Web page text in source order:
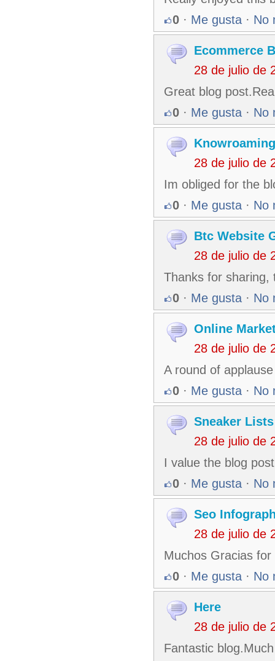
0 · Me gusta · No
Ecommerce
28 de julio de
Great blog
0 · Me gusta · No
Knowroaming
28 de julio de
Im obliged for the
0 · Me gusta · No
Btc Website
28 de julio de
Thanks for sharing,
0 · Me gusta · No
Online
28 de julio de
A round of
0 · Me gusta · No
Sneaker Lists
28 de julio de
I value the blog
0 · Me gusta · No
Seo
28 de julio de
Muchos Gracias
0 · Me gusta · No
Here
28 de julio de
Fantastic